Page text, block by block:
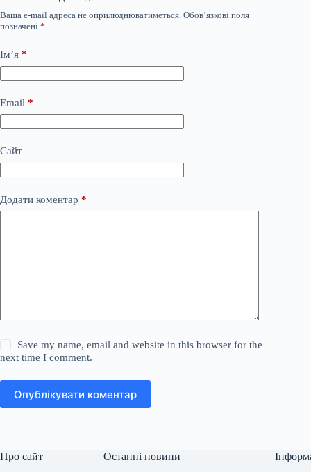
Ваша e-mail адреса не оприлюднюватиметься. Обов’язкові поля
позначені *
Ім’я *
Email *
Сайт
Додати коментар *
Save my name, email and website in this browser for the
next time I comment.
Опублікувати коментар
Про сайт Останні новини